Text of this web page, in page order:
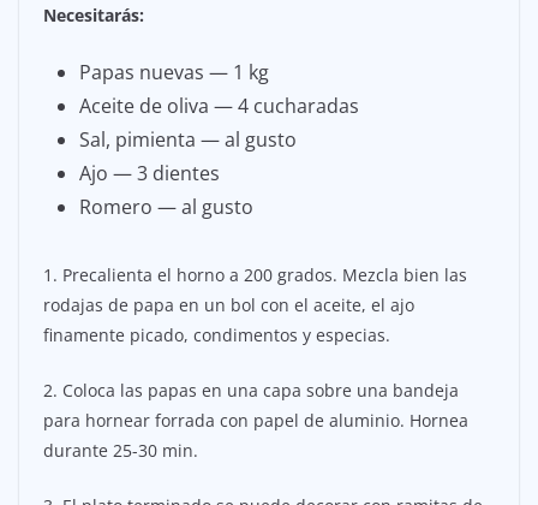
Necesitarás:
Papas nuevas — 1 kg
Aceite de oliva — 4 cucharadas
Sal, pimienta — al gusto
Ajo — 3 dientes
Romero — al gusto
1. Precalienta el horno a 200 grados. Mezcla bien las
rodajas de papa en un bol con el aceite, el ajo
finamente picado, condimentos y especias.
2. Coloca las papas en una capa sobre una bandeja
para hornear forrada con papel de aluminio. Hornea
durante 25-30 min.